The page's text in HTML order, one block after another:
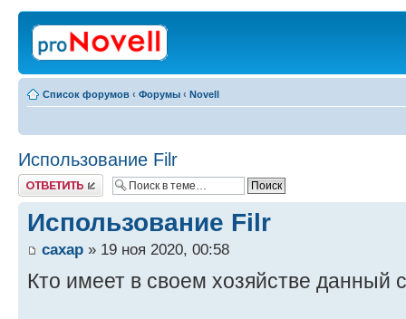
Список форумов ‹ Форумы ‹ Novell
Использование Filr
Ответить
Использование Filr
caxap » 19 ноя 2020, 00:58
Кто имеет в своем хозяйстве данный